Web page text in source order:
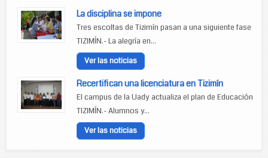
La disciplina se impone
Tres escoltas de Tizimín pasan a una siguiente fase
TIZIMÍN.- La alegría en...
Ver las noticias
Recertifican una licenciatura en Tizimín
El campus de la Uady actualiza el plan de Educación
TIZIMÍN.- Alumnos y...
Ver las noticias